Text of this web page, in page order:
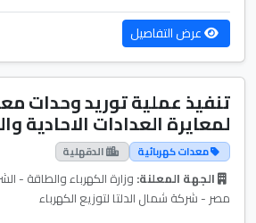
عرض التفاصيل
تنفيذ عملية توريد وحدات
لمعايرة العدادات الاحادية
معدات كهربائية الدقهلية
الجهة المعلنة: وزارة الكهرباء والطاقة -
مصر - شركة شمال الدلتا لتوزيع الكهرباء